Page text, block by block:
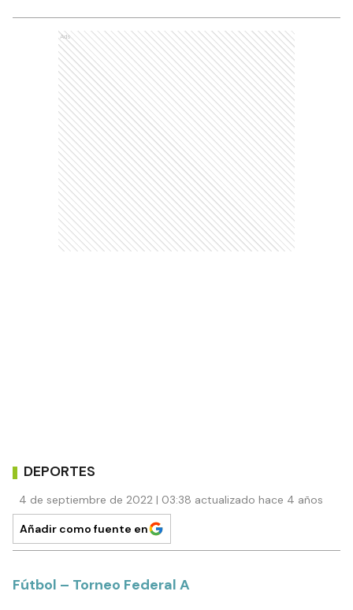
Ads
DEPORTES
4 de septiembre de 2022 | 03:38 actualizado hace 4 años
Añadir como fuente en
Fútbol – Torneo Federal A